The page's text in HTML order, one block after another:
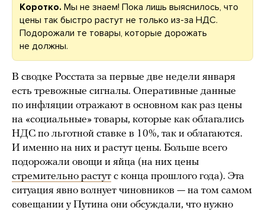
Коротко. Мы не знаем! Пока лишь выяснилось, что
цены так быстро растут не только из-за НДС.
Подорожали те товары, которые дорожать
не должны.
В сводке Росстата за первые две недели января
есть тревожные сигналы. Оперативные данные
по инфляции отражают в основном как раз цены
на «социальные» товары, которые как облагались
НДС по льготной ставке в 10%, так и облагаются.
И именно на них и растут цены. Больше всего
подорожали овощи и яйца (на них цены
стремительно растут с конца прошлого года). Эта
ситуация явно волнует чиновников — на том самом
совещании у Путина они обсуждали, что нужно